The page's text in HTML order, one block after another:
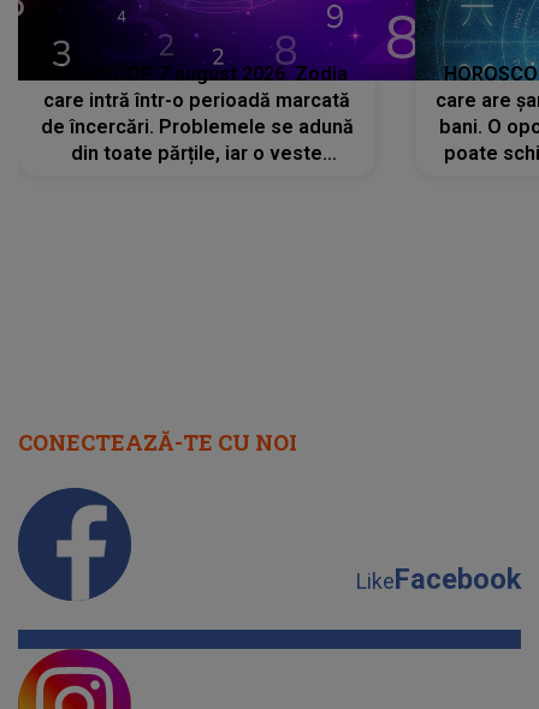
HOROSCOP 7 august 2026. Zodia
care intră într-o perioadă marcată
de încercări. Problemele se adună
din toate părțile, iar o veste
care are
bani. O
poate
CONECTEAZĂ-TE CU NOI
LikeFacebook